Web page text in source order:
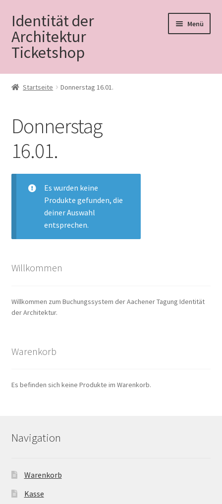
Zur
Navigation
springen
Zum
Inhalt
springen
Identität der
Architektur
Ticketshop
Menü
Tagung
FAQ
Mailingliste
Mein Konto
Warenkorb
Startseite Donnerstag 16.01.
Donnerstag
16.01.
Es wurden keine
Produkte gefunden, die
deiner Auswahl
entsprechen.
Willkommen
Willkommen zum Buchungssystem der Aachener Tagung Identität
der Architektur.
Warenkorb
Es befinden sich keine Produkte im Warenkorb.
Navigation
Warenkorb
Kasse